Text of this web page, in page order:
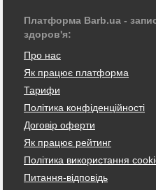
Платформа Barb.ua -
здоров'я:
Про нас
Як працює платформа
Тарифи
Політика конфіденційності
Договір оферти
Як працює рейтинг
Політика використання
Питання-відповідь